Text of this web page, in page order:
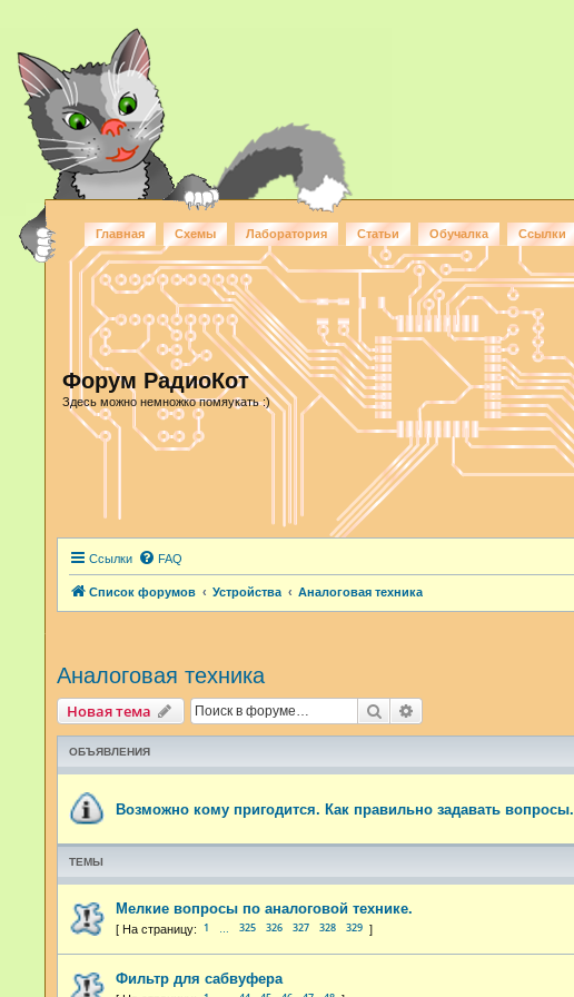
Главная Схемы Лаборатория Статьи Обучалка Ссылки
Форум РадиоКот
Здесь можно немножко помяукать :)
Ссылки FAQ
Список форумов Устройства Аналоговая техника
Аналоговая техника
Новая тема Поиск
ОБЪЯВЛЕНИЯ
Возможно кому пригодится. Как правильно задавать вопросы.
ТЕМЫ
Мелкие вопросы по аналоговой технике.
1 325 326 327 328 329
Фильтр для сабвуфера